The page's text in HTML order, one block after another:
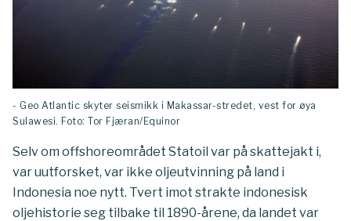
- Geo Atlantic skyter seismikk i Makassar-stredet, vest for øya
Sulawesi. Foto: Tor Fjæran/Equinor
Selv om offshoreområdet Statoil var på skattejakt i,
var uutforsket, var ikke oljeutvinning på land i
Indonesia noe nytt. Tvert imot strakte indonesisk
oljehistorie seg tilbake til 1890-årene, da landet var